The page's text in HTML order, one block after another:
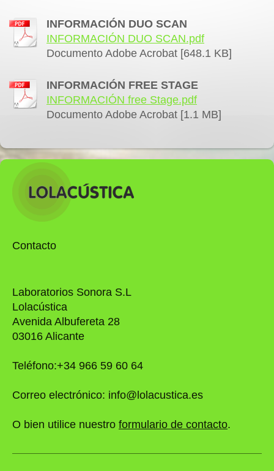
INFORMACIÓN DUO SCAN
INFORMACIÓN DUO SCAN.pdf
Documento Adobe Acrobat [648.1 KB]
INFORMACIÓN FREE STAGE
INFORMACIÓN free Stage.pdf
Documento Adobe Acrobat [1.1 MB]
Contacto
Laboratorios Sonora S.L
Lolacústica
Avenida Albufereta 28
03016 Alicante
Teléfono:+34 966 59 60 64
Correo electrónico: info@lolacustica.es
O bien utilice nuestro formulario de contacto.